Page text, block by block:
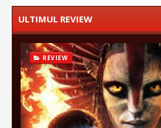
ULTIMUL REVIEW
REVIEW